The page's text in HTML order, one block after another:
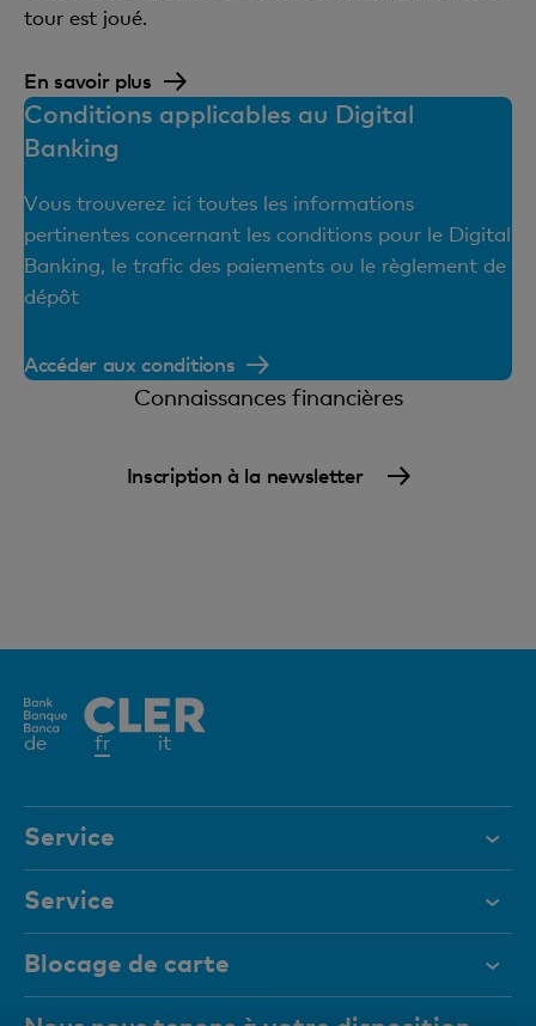
tour est joué.
En savoir plus
Conditions applicables au Digital
Banking
Vous trouverez ici toutes les informations
pertinentes concernant les conditions pour le Digital
Banking, le trafic des paiements ou le règlement de
dépôt
Accéder aux conditions
Connaissances financières
Inscription à la newsletter
de frElément
it
Service
Aide et contact
Documents
Magazine
Service
Digital Banking
Aide et contact
Blocage de carte